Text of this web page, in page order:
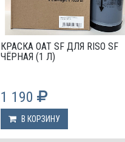
КРАСКА OAT SF ДЛЯ RISO SF
ЧЁРНАЯ (1 Л)
1 190
В КОРЗИНУ